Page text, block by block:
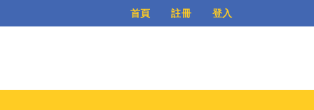
首頁 註冊 登入